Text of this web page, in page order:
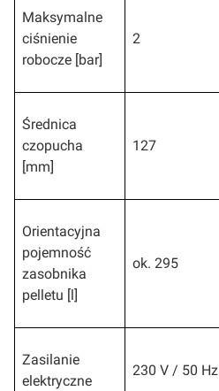
Maksymalne
ciśnienie
robocze [bar]
2
Średnica
czopucha
[mm]
127
Orientacyjna
pojemność
zasobnika
pelletu [l]
ok. 295
Zasilanie
elektryczne
230 V / 50 Hz